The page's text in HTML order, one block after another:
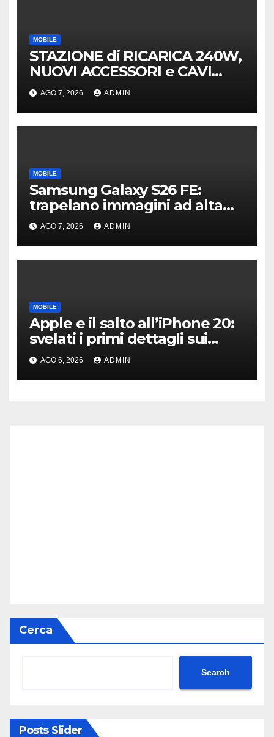
MOBILE
STAZIONE di RICARICA 240W,
NUOVI ACCESSORI e CAVI
40Gb SBS
AGO 7, 2026 ADMIN
MOBILE
Samsung Galaxy S26 FE:
trapelano immagini ad alta
risoluzione e dettagli sul
design
AGO 7, 2026 ADMIN
MOBILE
Apple e il salto all’iPhone 20:
svelati i primi dettagli sui
display dei futuri top di
gamma
AGO 6, 2026 ADMIN
Cerca
Search
Posts Slider